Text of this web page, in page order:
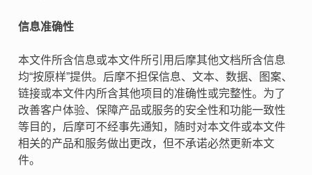
信息准确性
本文件所含信息或本文件所引用后摩其他文档所含信息
均“按原样”提供。后摩不担保信息、文本、数据、图案、
链接或本文件内所含其他项目的准确性或完整性。为了
改善客户体验、保障产品或服务的安全性和功能一致性
等目的，后摩可不经事先通知，随时对本文件或本文件
相关的产品和服务做出更改，但不承诺必然更新本文
件。